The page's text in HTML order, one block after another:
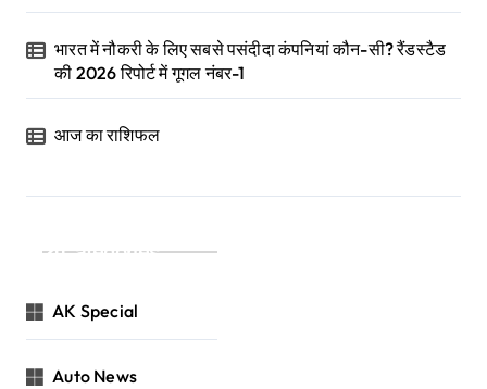
भारत में नौकरी के लिए सबसे पसंदीदा कंपनियां कौन-सी? रैंडस्टैड
की 2026 रिपोर्ट में गूगल नंबर-1
आज का राशिफल
Categories
AK Special
Auto News